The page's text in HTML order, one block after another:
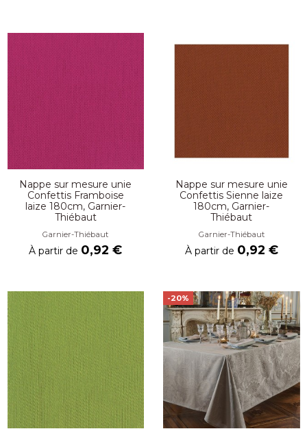
Nappe sur mesure unie
Confettis Framboise
laize 180cm, Garnier-
Thiébaut
Garnier-Thiébaut
À partir de 0,92 €
Nappe sur mesure unie
Confettis Sienne laize
180cm, Garnier-
Thiébaut
Garnier-Thiébaut
À partir de 0,92 €
-20%